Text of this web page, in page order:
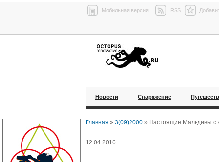
Мобильная версия RSS
Новости Снаряжение
Главная » 3(09)2000 » Настоящие Мальдивы с
12.04.2016